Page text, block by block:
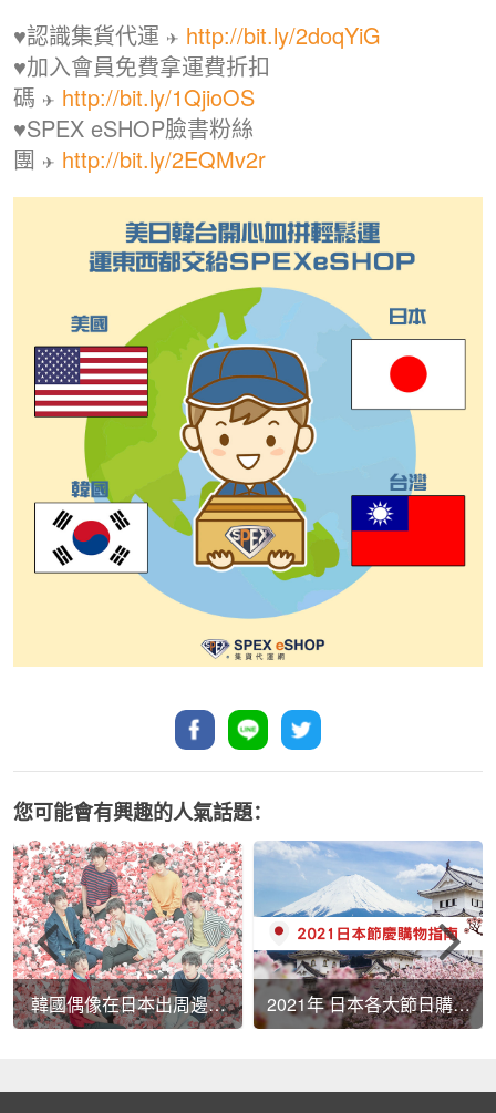
♥認識集貨代運 ✈ http://bit.ly/2doqYiG
♥加入會員免費拿運費折扣
碼 ✈ http://bit.ly/1QjioOS
♥SPEX eSHOP臉書粉絲
團 ✈ http://bit.ly/2EQMv2r
您可能會有興趣的人氣話題：
韓國偶像在日本出周邊一
2021年 日本各大節日購物